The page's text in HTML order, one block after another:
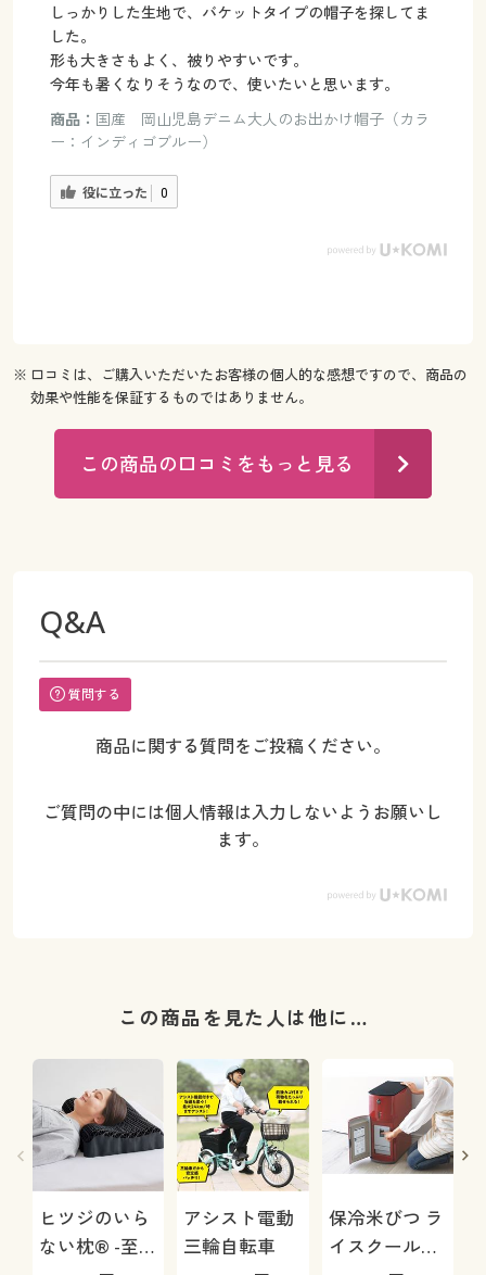
しっかりした生地で、バケットタイプの帽子を探してま
した。
形も大きさもよく、被りやすいです。
今年も暑くなりそうなので、使いたいと思います。
商品： 国産 岡山児島デニム大人のお出かけ帽子（カラ
ー：インディゴブルー）
役に立った 0
※ 口コミは、ご購入いただいたお客様の個人的な感想ですので、商品の
効果や性能を保証するものではありません。
この商品の口コミをもっと見る
Q&A
質問する
商品に関する質問をご投稿ください。
ご質問の中には個人情報は入力しないようお願いし
ます。
この商品を見た人は他に…
ヒツジのいら
ない枕® -至
アシスト電動
三輪自転車
保冷米びつ ラ
イスクール